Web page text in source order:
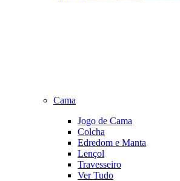
Cama
Jogo de Cama
Colcha
Edredom e Manta
Lençol
Travesseiro
Ver Tudo